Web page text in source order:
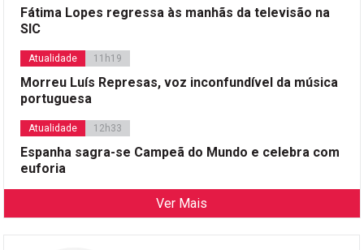
Fátima Lopes regressa às manhãs da televisão na
SIC
Atualidade 11h19
Morreu Luís Represas, voz inconfundível da música
portuguesa
Atualidade 12h33
Espanha sagra-se Campeã do Mundo e celebra com
euforia
Ver Mais